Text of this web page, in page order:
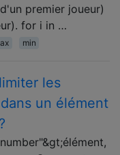
premier joueur)
for i in …
min
les
un élément